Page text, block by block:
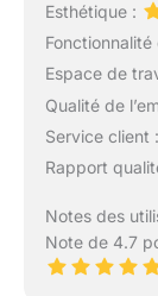
Esthétique :
Espace de
Qualité de
Service client :
Rapport
Notes des
Note de 4.7